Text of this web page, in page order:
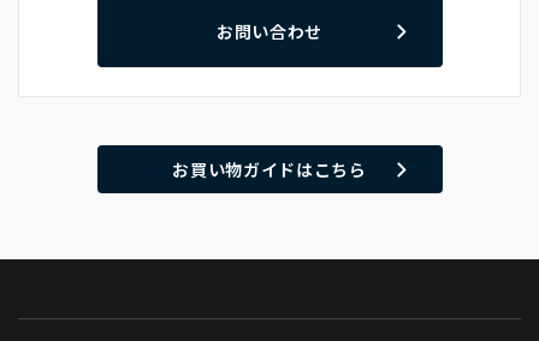
お問い合わせ
お買い物ガイドはこちら